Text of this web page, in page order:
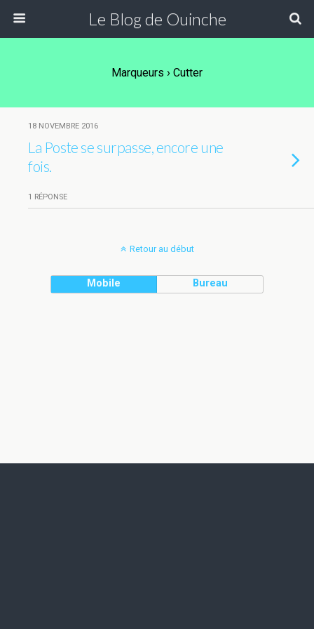
Le Blog de Ouinche
Marqueurs › Cutter
18 NOVEMBRE 2016
La Poste se surpasse, encore une
fois.
1 RÉPONSE
Retour au début
Mobile Bureau